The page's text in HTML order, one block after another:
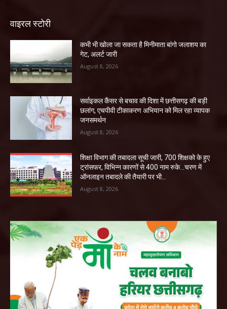
वाइरल स्टोरी
कभी भी खोला जा सकता है मिनीमाता बांगो जलाशय का
गेट, अलर्ट जारी
August 8, 2026
सर्वाइकल कैंसर से बचाव की दिशा में छत्तीसगढ़ की बड़ी
छलांग, एचपीवी टीकाकरण अभियान को मिल रहा व्यापक
जनसमर्थन
August 8, 2026
शिक्षा विभाग की तबादला सूची जारी, 700 शिक्षको के हुए
ट्रांसफर, विभिन्न कारणों से 400 नाम रुके…चरण में
ऑनलाइन तबादले की तैयारी पर भी...
August 8, 2026